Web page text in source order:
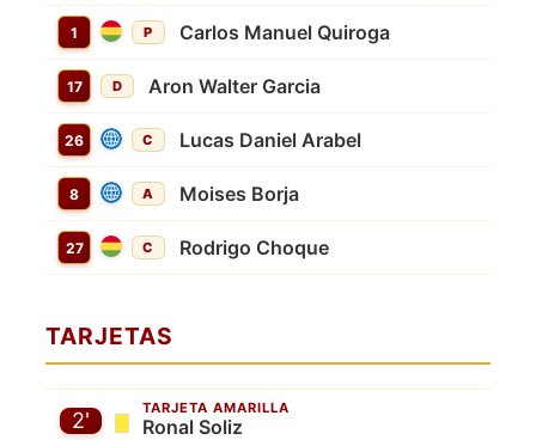
1 P Carlos Manuel Quiroga
17 D Aron Walter Garcia
26 C Lucas Daniel Arabel
8 A Moises Borja
27 C Rodrigo Choque
TARJETAS
TARJETA AMARILLA
Ronal Soliz
2'